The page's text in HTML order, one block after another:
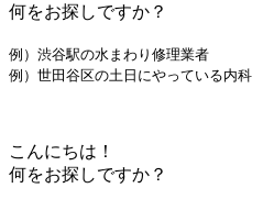
何をお探しですか？
例）渋谷駅の水まわり修理業者
例）世田谷区の土日にやっている内科
こんにちは！
何をお探しですか？